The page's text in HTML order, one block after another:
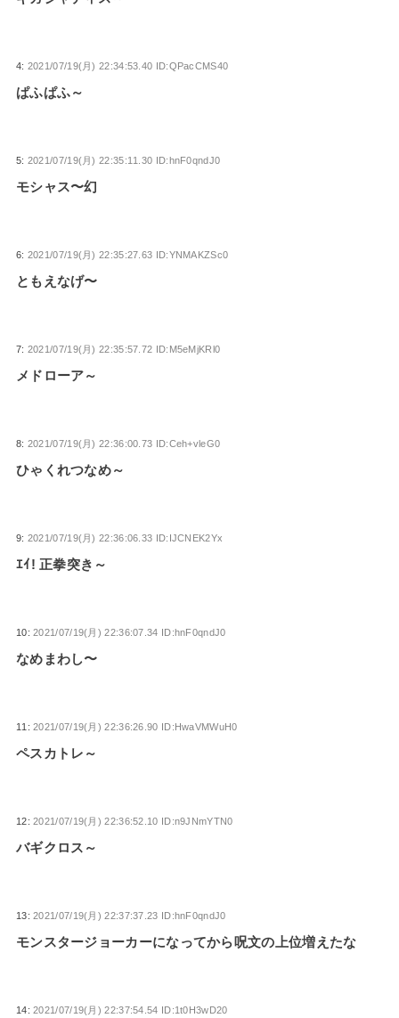
4: 2021/07/19(月) 22:34:53.40 ID:QPacCMS40
ぱふぱふ～
5: 2021/07/19(月) 22:35:11.30 ID:hnF0qndJ0
モシャス〜幻
6: 2021/07/19(月) 22:35:27.63 ID:YNMAKZSc0
ともえなげ〜
7: 2021/07/19(月) 22:35:57.72 ID:M5eMjKRl0
メドローア～
8: 2021/07/19(月) 22:36:00.73 ID:Ceh+vleG0
ひゃくれつなめ～
9: 2021/07/19(月) 22:36:06.33 ID:IJCNEK2Yx
ｴｲ! 正拳突き～
10:2021/07/19(月) 22:36:07.34 ID:hnF0qndJ0
なめまわし〜
11:2021/07/19(月) 22:36:26.90 ID:HwaVMWuH0
ペスカトレ～
12:2021/07/19(月) 22:36:52.10 ID:n9JNmYTN0
バギクロス～
13:2021/07/19(月) 22:37:37.23 ID:hnF0qndJ0
モンスタージョーカーになってから呪文の上位増えたな
14:2021/07/19(月) 22:37:54.54 ID:1t0H3wD20